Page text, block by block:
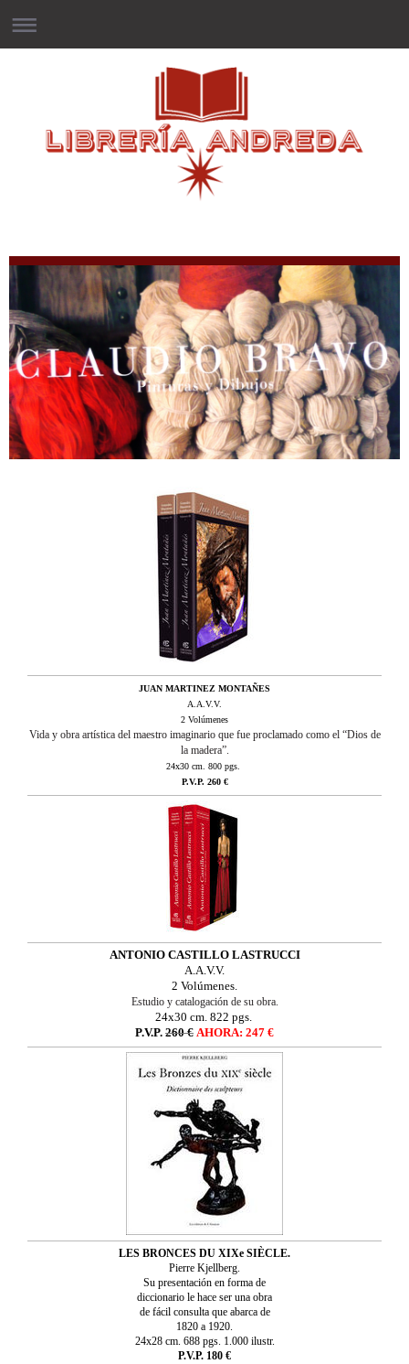
JUAN MARTINEZ MONTAÑES
A.A.V.V.
2 Volúmenes
Vida y obra artística del maestro imaginario que fue proclamado como el “Dios de
la madera”.
24x30 cm. 800 pgs.
P.V.P. 260 €
ANTONIO CASTILLO LASTRUCCI
A.A.V.V.
2 Volúmenes.
Estudio y catalogación de su obra.
24x30 cm. 822 pgs.
P.V.P. 260 € AHORA: 247 €
LES BRONCES DU XIXe SIÈCLE.
Pierre Kjellberg.
Su presentación en forma de
diccionario le hace ser una obra
de fácil consulta que abarca de
1820 a 1920.
24x28 cm. 688 pgs. 1.000 ilustr.
P.V.P. 180 €